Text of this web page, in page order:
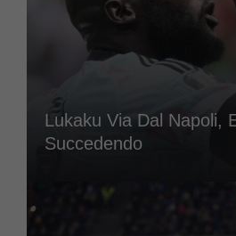
Lukaku Via Dal Napoli,
Succedendo